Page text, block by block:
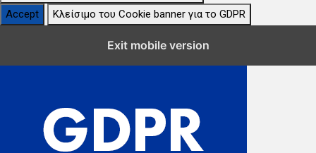
Accept
Κλείσιμο του Cookie banner για το GDPR
Exit mobile version